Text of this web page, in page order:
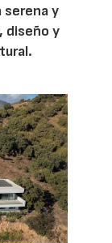
serena y
diseño y